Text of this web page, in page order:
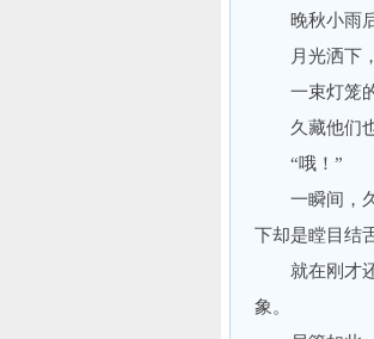
晚秋小雨后
月光洒下，
一束灯笼的
久藏他们也
“哦！”
一瞬间，久
下却是瞠目结
就在刚才还
象。